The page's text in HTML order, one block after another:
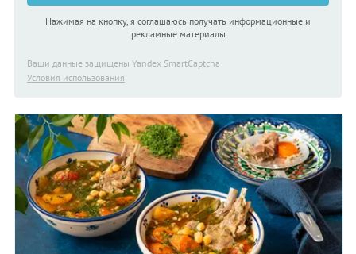
Нажимая на кнопку, я соглашаюсь получать информационные и
рекламные материалы
Ваши данные защищены Yandex SmartCaptcha
Условия использования